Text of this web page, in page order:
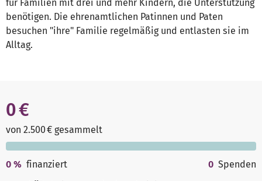
für Familien mit drei und mehr Kindern, die Unterstützung
benötigen. Die ehrenamtlichen Patinnen und Paten
besuchen "ihre" Familie regelmäßig und entlasten sie im
Alltag.
0 €
von 2.500 € gesammelt
0 % finanziert 0 Spenden